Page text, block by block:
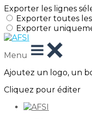
Exporter les lignes
Exporter toutes
Exporter
Menu
Ajoutez un logo, un
Cliquez pour éditer